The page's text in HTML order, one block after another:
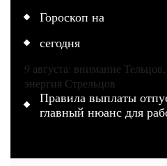
Гороскоп на
сегодня
9 августа: внимание
энергия Стрельцов
Правила выплаты
главный нюанс для